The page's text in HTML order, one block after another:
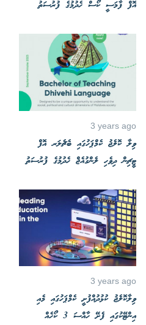
އޮފް ފާމަސީ ކޯސް ހެދުމުގެ ފުރުސަތު
3 years ago
ވިލާ ކޮލެޖު ކެމްޕަހުގައި ބެޗެލަރ އޮފް
ޓީޗިން ދިވެހި ލެންގުއެޖް ހެދުމުގެ ފުރުސަތު
3 years ago
ވިލާކޮލެޖު ކުޅުދުއްފުށީ ކެމްޕަހުގައި މެއި
އިންޓޭކުގައި ފެށޭ ހާއްސަ 3 ކޯހެއް